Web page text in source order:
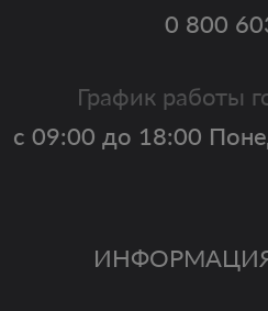
0 800
График работы
с 09:00 до 18:00